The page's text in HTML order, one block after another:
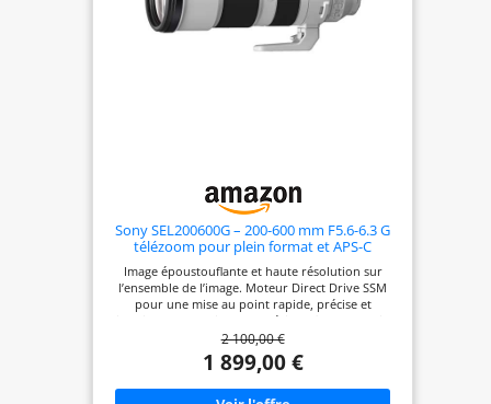
Sony SEL200600G – 200-600 mm F5.6-6.3 G
télézoom pour plein format et APS-C
(grande portée, monture E, idéal pour le
sport et la faune, compatible avec la série
A7, ZV-E10, A6400, A6700)
Image époustouflante et haute résolution sur
l’ensemble de l’image. Moteur Direct Drive SSM
pour une mise au point rapide, précise et
silencieuse. Zoom interne précis et fiable. Premier
super téléobjectif de 600mm en monture E
extensible à 1200mm via téléconvertisseur
compatible avec les séries A9, A7, A6500, A6400 et
A5100 Format:35 mm plein format
2 100,00 €
1 899,00 €